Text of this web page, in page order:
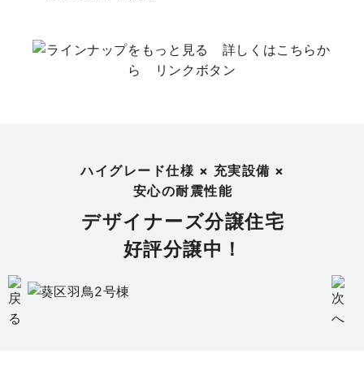
ハイグレード仕様 × 充実設備 ×
安心の耐震性能
デザイナーズ分譲住宅
好評分譲中！